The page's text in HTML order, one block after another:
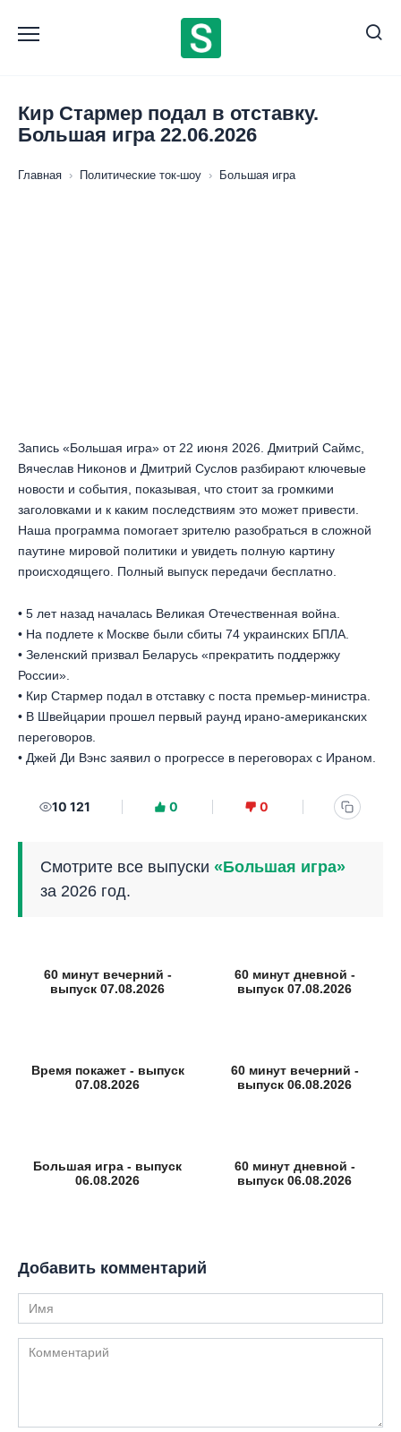
содержанию
Кир Стармер подал в отставку.
Большая игра 22.06.2026
Главная › Политические ток-шоу › Большая игра
Запись «Большая игра» от 22 июня 2026. Дмитрий Саймс,
Вячеслав Никонов и Дмитрий Суслов разбирают ключевые
новости и события, показывая, что стоит за громкими
заголовками и к каким последствиям это может привести.
Наша программа помогает зрителю разобраться в сложной
паутине мировой политики и увидеть полную картину
происходящего. Полный выпуск передачи бесплатно.
• 5 лет назад началась Великая Отечественная война.
• На подлете к Москве были сбиты 74 украинских БПЛА.
• Зеленский призвал Беларусь «прекратить поддержку
России».
• Кир Стармер подал в отставку с поста премьер-министра.
• В Швейцарии прошел первый раунд ирано-американских
переговоров.
• Джей Ди Вэнс заявил о прогрессе в переговорах с Ираном.
10 121 0 0
Смотрите все выпуски «Большая игра»
за 2026 год.
60 минут вечерний -
выпуск 07.08.2026
60 минут дневной -
выпуск 07.08.2026
Время покажет - выпуск
07.08.2026
60 минут вечерний -
выпуск 06.08.2026
Большая игра - выпуск
06.08.2026
60 минут дневной -
выпуск 06.08.2026
Добавить комментарий
Имя
Комментарий